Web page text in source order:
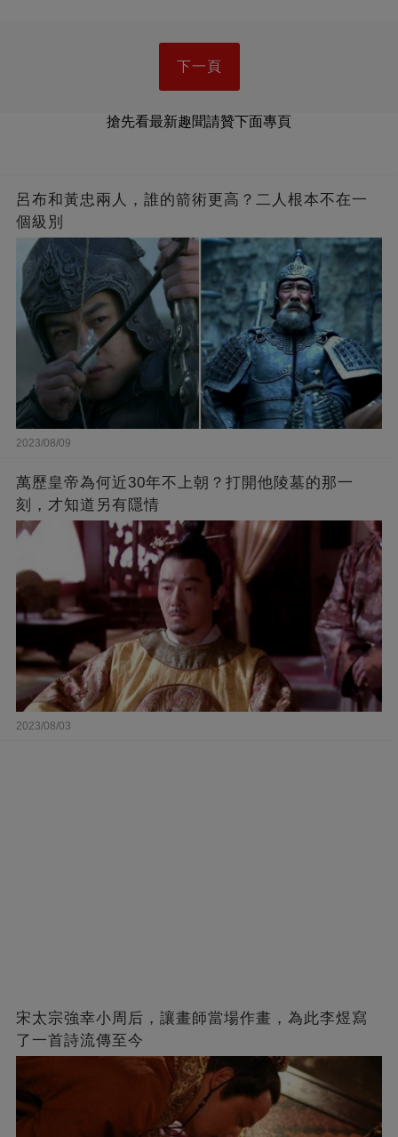
下一頁
搶先看最新趣聞請贊下面專頁
呂布和黃忠兩人，誰的箭術更高？二人根本不在一
個級別
2023/08/09
萬歷皇帝為何近30年不上朝？打開他陵墓的那一
刻，才知道另有隱情
2023/08/03
宋太宗強幸小周后，讓畫師當場作畫，為此李煜寫
了一首詩流傳至今